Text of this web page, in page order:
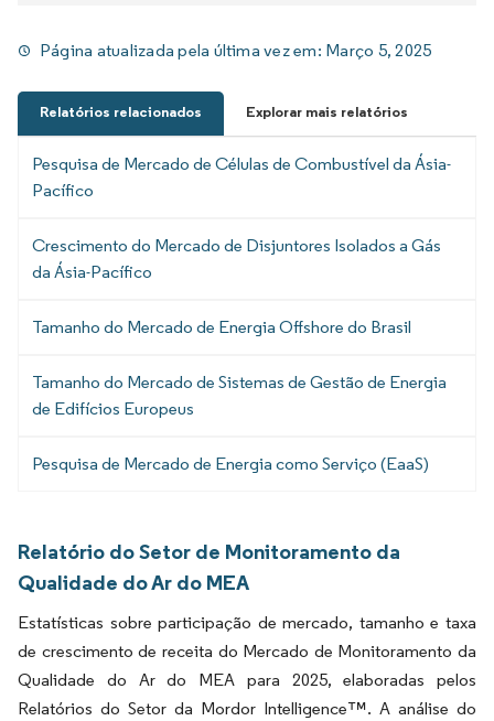
Página atualizada pela última vez em: Março 5, 2025
Relatórios relacionados Explorar mais relatórios
Pesquisa de Mercado de Células de Combustível da Ásia-
Pacífico
Crescimento do Mercado de Disjuntores Isolados a Gás
da Ásia-Pacífico
Tamanho do Mercado de Energia Offshore do Brasil
Tamanho do Mercado de Sistemas de Gestão de Energia
de Edifícios Europeus
Pesquisa de Mercado de Energia como Serviço (EaaS)
Relatório do Setor de Monitoramento da
Qualidade do Ar do MEA
Estatísticas sobre participação de mercado, tamanho e taxa
de crescimento de receita do Mercado de Monitoramento da
Qualidade do Ar do MEA para 2025, elaboradas pelos
Relatórios do Setor da Mordor Intelligence™. A análise do